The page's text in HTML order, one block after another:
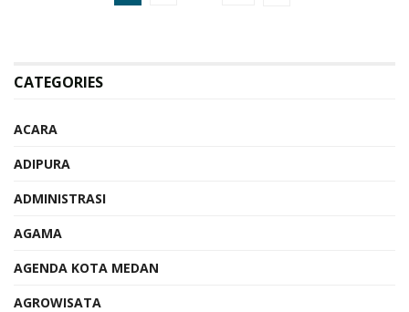
CATEGORIES
ACARA
ADIPURA
ADMINISTRASI
AGAMA
AGENDA KOTA MEDAN
AGROWISATA